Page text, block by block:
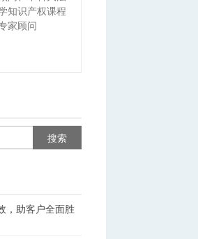
知识产权课程
家顾问
，助客户全面胜